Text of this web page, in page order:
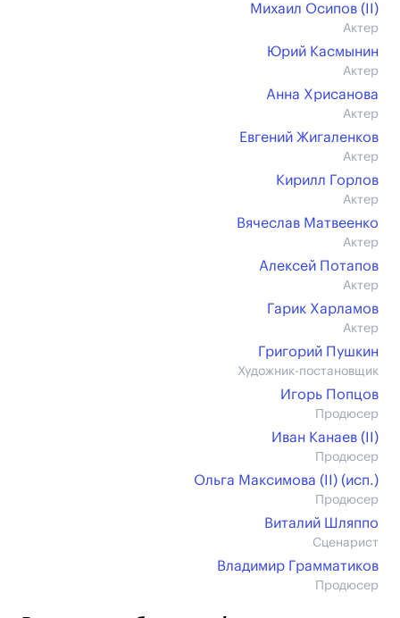
Михаил Осипов (II)
Актер
Юрий Касмынин
Актер
Анна Хрисанова
Актер
Евгений Жигаленков
Актер
Кирилл Горлов
Актер
Вячеслав Матвеенко
Актер
Алексей Потапов
Актер
Гарик Харламов
Актер
Григорий Пушкин
Художник-постановщик
Игорь Попцов
Продюсер
Иван Канаев (II)
Продюсер
Ольга Максимова (II) (иcп.)
Продюсер
Виталий Шляппо
Сценарист
Владимир Грамматиков
Продюсер